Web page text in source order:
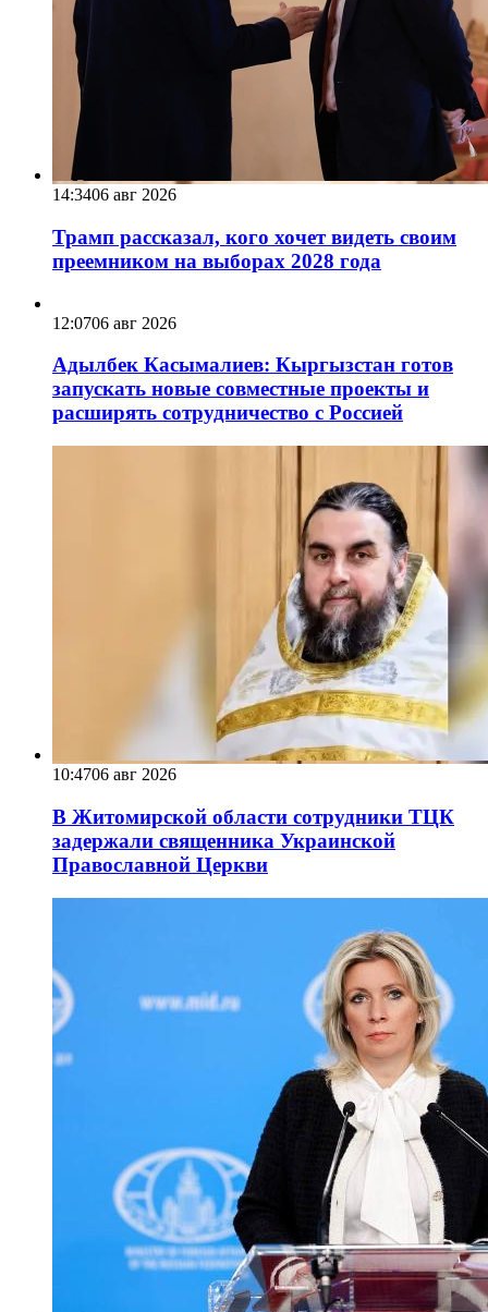
14:3406 авг 2026
Трамп рассказал, кого хочет видеть своим
преемником на выборах 2028 года
12:0706 авг 2026
Адылбек Касымалиев: Кыргызстан готов
запускать новые совместные проекты и
расширять сотрудничество с Россией
10:4706 авг 2026
В Житомирской области сотрудники ТЦК
задержали священника Украинской
Православной Церкви